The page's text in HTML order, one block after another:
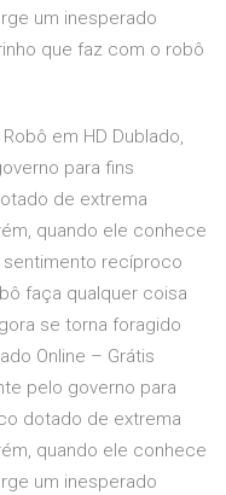
um inesperado
que faz com o robô
em HD Dublado,
para fins
de extrema
quando ele conhece
sentimento recíproco
faça qualquer coisa
se torna foragido
Online – Grátis
pelo governo para
dotado de extrema
quando ele conhece
um inesperado